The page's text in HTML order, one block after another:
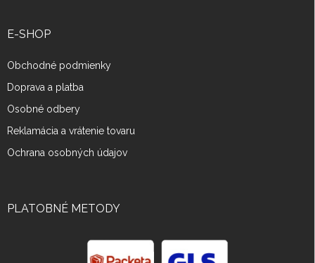
E-SHOP
Obchodné podmienky
Doprava a platba
Osobné odbery
Reklamácia a vrátenie tovaru
Ochrana osobných údajov
PLATOBNÉ METODY